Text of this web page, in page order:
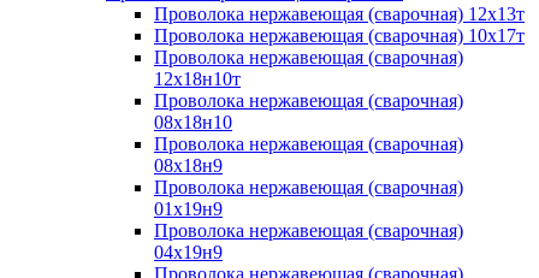
Проволока нержавеющая (сварочная) 12х13т
Проволока нержавеющая (сварочная) 10х17т
Проволока нержавеющая (сварочная)
12х18н10т
Проволока нержавеющая (сварочная)
08х18н10
Проволока нержавеющая (сварочная)
08х18н9
Проволока нержавеющая (сварочная)
01х19н9
Проволока нержавеющая (сварочная)
04х19н9
Проволока нержавеющая (сварочная)